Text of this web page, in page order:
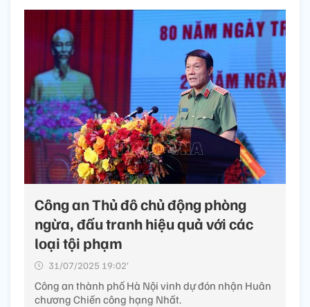
Công an Thủ đô chủ động phòng
ngừa, đấu tranh hiệu quả với các
loại tội phạm
31/07/2025 19:02’
Công an thành phố Hà Nội vinh dự đón nhận Huân
chương Chiến công hạng Nhất.